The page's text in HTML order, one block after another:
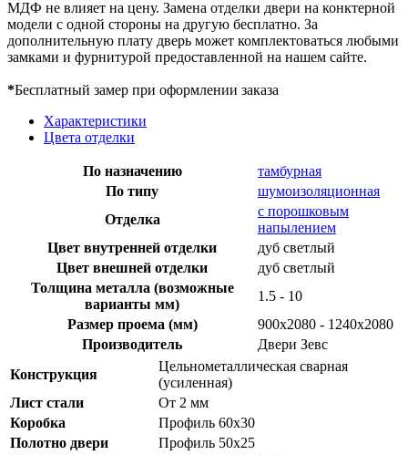
МДФ не влияет на цену. Замена отделки двери на конктерной
модели с одной стороны на другую бесплатно. За
дополнительную плату дверь может комплектоваться любыми
замками и фурнитурой предоставленной на нашем сайте.
*Бесплатный замер при оформлении заказа
Характеристики
Цвета отделки
По назначению
тамбурная
По типу
шумоизоляционная
Отделка
с порошковым
напылением
Цвет внутренней отделки
дуб светлый
Цвет внешней отделки
дуб светлый
Толщина металла (возможные
варианты мм)
1.5 - 10
Размер проема (мм)
900х2080 - 1240х2080
Производитель
Двери Зевс
Конструкция
Цельнометаллическая сварная
(усиленная)
Лист стали
От 2 мм
Коробка
Профиль 60х30
Полотно двери
Профиль 50х25